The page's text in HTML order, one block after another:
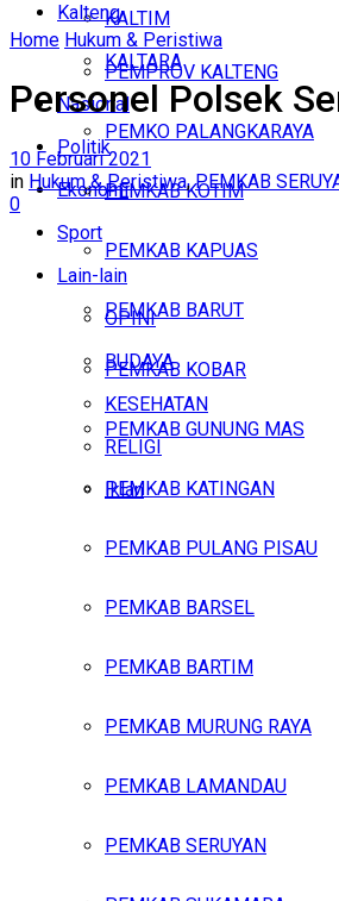
KALTIM
KALTARA
Nasional
Politik
Ekonomi
Sport
Lain-lain
OPINI
BUDAYA
KESEHATAN
RELIGI
Iklan
Minggu, Agustus 9, 2026
Kalteng
PEMPROV KALTENG
PEMKO PALANGKARAYA
PEMKAB KOTIM
PEMKAB KAPUAS
PEMKAB BARUT
PEMKAB KOBAR
PEMKAB GUNUNG MAS
PEMKAB KATINGAN
PEMKAB PULANG PISAU
PEMKAB BARSEL
PEMKAB BARTIM
PEMKAB MURUNG RAYA
PEMKAB LAMANDAU
PEMKAB SERUYAN
Home Hukum & Peristiwa
Personel Polsek
10 Februari 2021
in Hukum & Peristiwa,PEMKAB
0